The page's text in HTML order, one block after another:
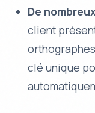
De
client
clé unique